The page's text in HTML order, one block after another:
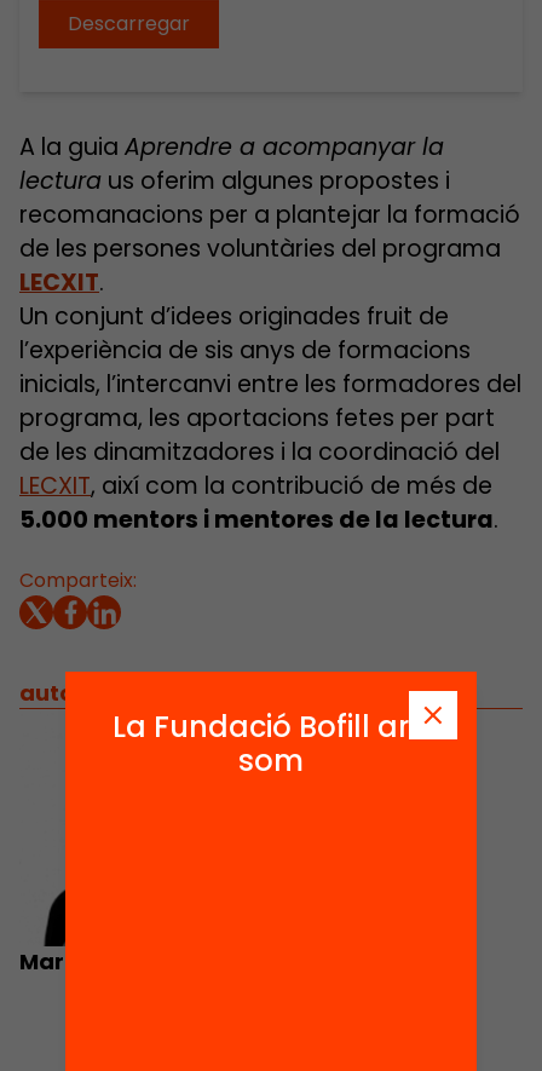
Descarregar
Comparteix:
A la guia Aprendre a acompanyar la
lectura us oferim algunes propostes i
recomanacions per a plantejar la formació
de les persones voluntàries del programa
LECXIT.
Un conjunt d’idees originades fruit de
l’experiència de sis anys de formacions
inicials, l’intercanvi entre les formadores del
programa, les aportacions fetes per part
de les dinamitzadores i la coordinació del
LECXIT, així com la contribució de més de
5.000 mentors i mentores de la lectura.
autors
Maribel de la Cerda
La Fundació Bofill ara
som